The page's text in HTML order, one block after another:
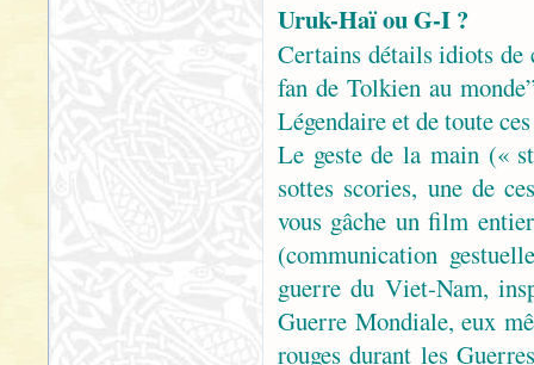
Uruk-Haï ou G-I ?
Certains détails idiots de
fan de Tolkien au
Légendaire et de toute
Le geste de la main («
sottes scories, une de
vous gâche un film
(communication
guerre du Viet-Nam,
Guerre Mondiale, eux
rouges durant les